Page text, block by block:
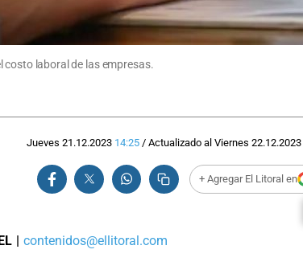
laboral de las empresas.
Jueves 21.12.2023 14:25 / Actualizado al Viernes 22.12.2023
+ Agregar El Litoral en
| contenidos@ellitoral.com